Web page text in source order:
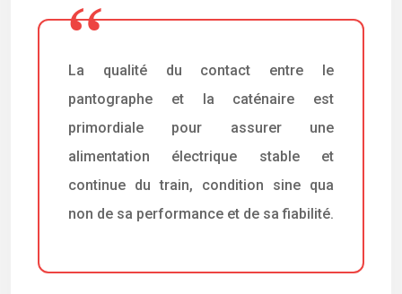
La qualité du contact entre le
pantographe et la caténaire est
primordiale pour assurer une
alimentation électrique stable et
continue du train, condition sine qua
non de sa performance et de sa fiabilité.